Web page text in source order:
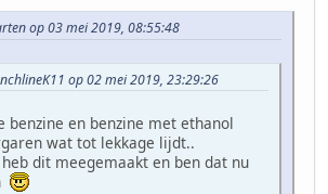
op 03 mei 2019, 08:55:48
op 02 mei 2019, 23:29:26
benzine en benzine met ethanol
wat tot lekkage lijdt..
dit meegemaakt en ben dat nu